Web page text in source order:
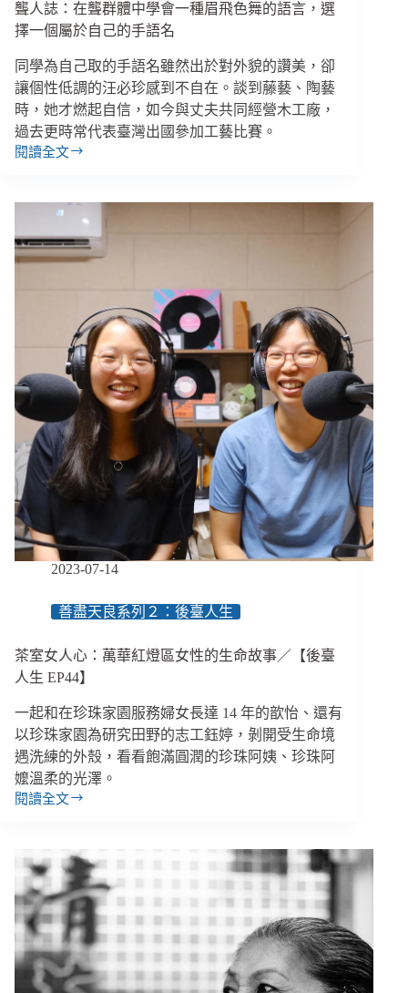
聾人誌：在聾群體中學會一種眉飛色舞的語言，選
擇一個屬於自己的手語名
同學為自己取的手語名雖然出於對外貌的讚美，卻
讓個性低調的汪必珍感到不自在。談到藤藝、陶藝
時，她才燃起自信，如今與丈夫共同經營木工廠，
過去更時常代表臺灣出國參加工藝比賽。
閱讀全文
聾
聾
群
眉
飛
舞
的
語
言，
選
擇
一
己
的
語
名
2023-07-14
善盡天良系列２：後臺人生
茶室女人心：萬華紅燈區女性的生命故事／【後臺
人生 EP44】
一起和在珍珠家園服務婦女長達 14 年的歆怡、還有
以珍珠家園為研究田野的志工鈺婷，剝開受生命境
遇洗練的外殼，看看飽滿圓潤的珍珠阿姨、珍珠阿
嬤溫柔的光澤。
閱讀全文
茶
心：
萬
華
紅
燈